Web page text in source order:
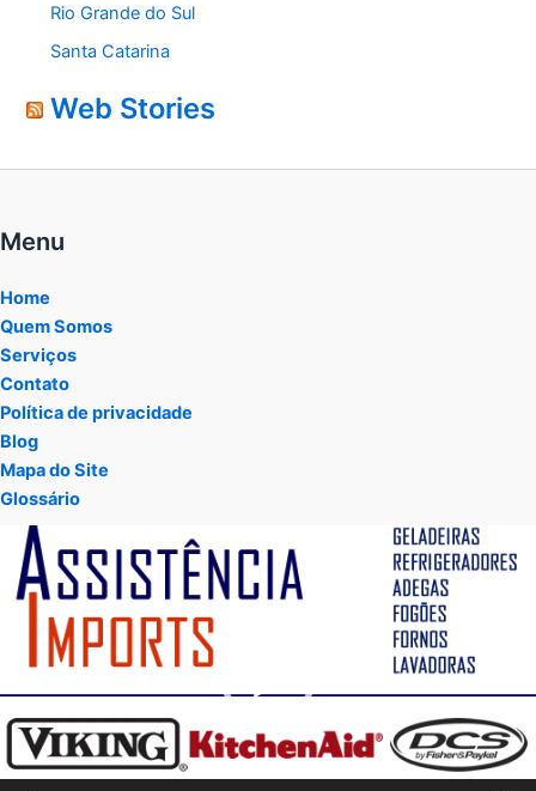
Rio Grande do Sul
Santa Catarina
Web Stories
Menu
Home
Quem Somos
Serviços
Contato
Política de privacidade
Blog
Mapa do Site
Glossário
Tocador
vídeo